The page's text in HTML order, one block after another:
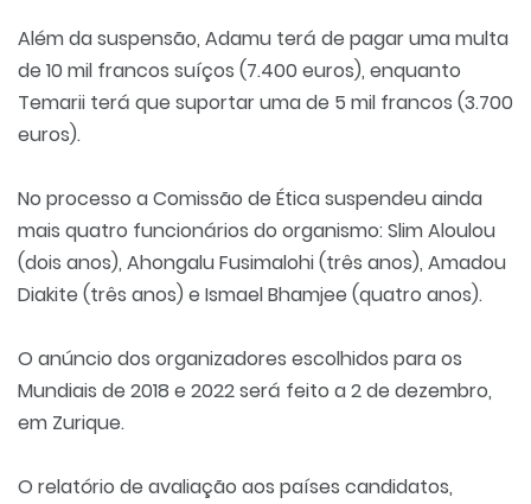
Além da suspensão, Adamu terá de pagar uma multa
de 10 mil francos suíços (7.400 euros), enquanto
Temarii terá que suportar uma de 5 mil francos (3.700
euros).
No processo a Comissão de Ética suspendeu ainda
mais quatro funcionários do organismo: Slim Aloulou
(dois anos), Ahongalu Fusimalohi (três anos), Amadou
Diakite (três anos) e Ismael Bhamjee (quatro anos).
O anúncio dos organizadores escolhidos para os
Mundiais de 2018 e 2022 será feito a 2 de dezembro,
em Zurique.
O relatório de avaliação aos países candidatos,